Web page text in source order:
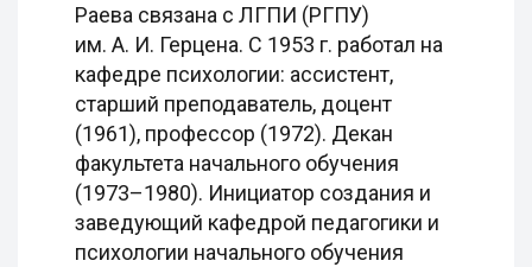
Раева связана с ЛГПИ (РГПУ)
им. А. И. Герцена. С 1953 г. работал на
кафедре психологии: ассистент,
старший преподаватель, доцент
(1961), профессор (1972). Декан
факультета начального обучения
(1973–1980). Инициатор создания и
заведующий кафедрой педагогики и
психологии начального обучения